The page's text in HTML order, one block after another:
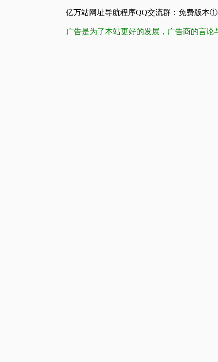
亿万站网址导航程序QQ交流群：免费版本
广告是为了本站更好的发展，广告商的言